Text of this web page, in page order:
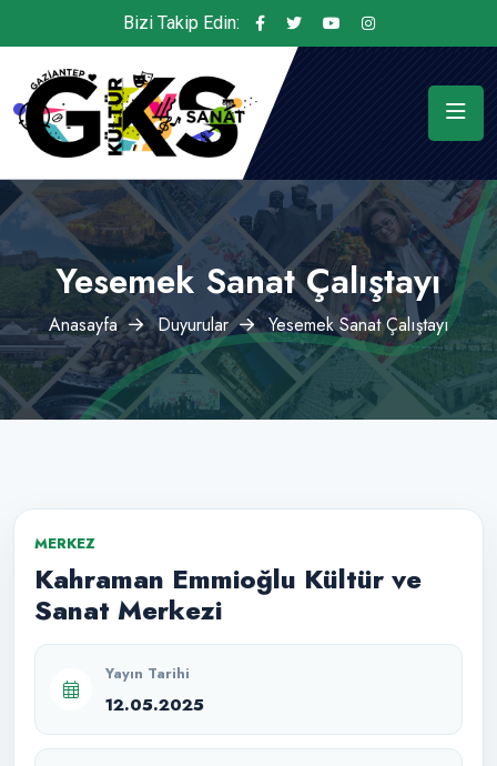
Bizi Takip Edin:
Yesemek Sanat Çalıştayı
Anasayfa Duyurular Yesemek Sanat Çalıştayı
MERKEZ
Kahraman Emmioğlu Kültür ve
Sanat Merkezi
Yayın Tarihi
12.05.2025